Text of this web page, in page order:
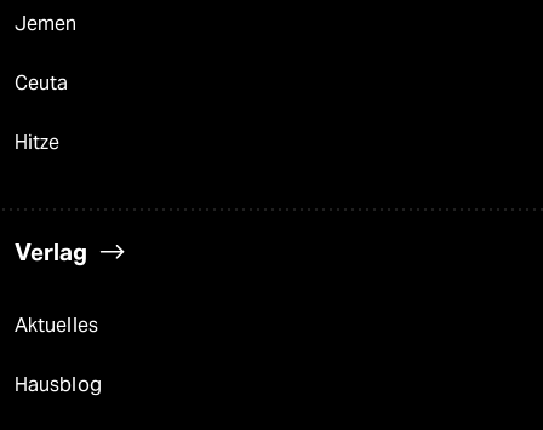
Jemen
Ceuta
Hitze
Verlag
Aktuelles
Hausblog